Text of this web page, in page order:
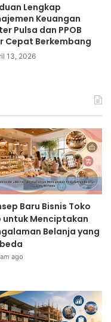
Lengkap
Keuangan
Pulsa dan PPOB
Cepat Berkembang
13, 2026
Baru Bisnis Toko
untuk Menciptakan
Belanja yang
ago